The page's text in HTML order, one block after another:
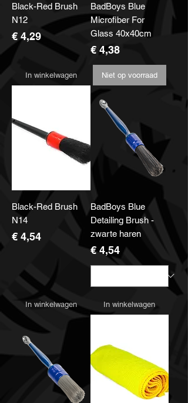
Black-Red Brush
N12
Prijs
€ 4,29
In winkelwagen
BadBoys Blue
Microfiber For
Glass 40x40cm
Prijs
€ 4,38
Niet op voorraad
Black-Red Brush
N14
Prijs
€ 4,54
In winkelwagen
BadBoys Blue
Detailing Brush -
zwarte haren
Prijs
€ 4,54
In winkelwagen